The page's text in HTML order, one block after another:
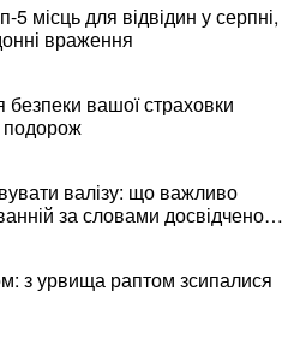
5 місць для відвідин у серпні,
враження
безпеки вашої страховки
подорож
валізу: що важливо
за словами досвідченої
з урвища раптом зсипалися